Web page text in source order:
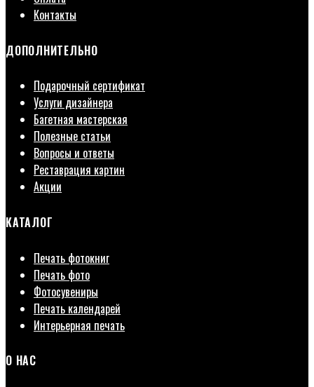
Контакты
ДОПОЛНИТЕЛЬНО
Подарочный сертификат
Услуги дизайнера
Багетная мастерская
Полезные статьи
Вопросы и ответы
Реставрация картин
Акции
КАТАЛОГ
Печать фотокниг
Печать фото
Фотосувениры
Печать календарей
Интерьерная печать
О НАС